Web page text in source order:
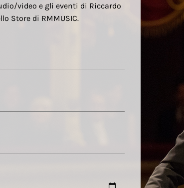
video e gli eventi di Riccardo
Store di RMMUSIC.